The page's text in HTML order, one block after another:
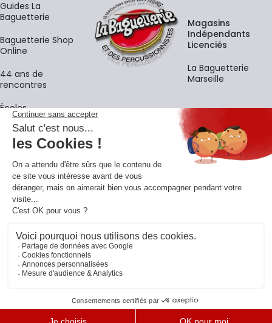
Guides La
Baguetterie
Baguetterie Shop
Online
44 ans de
rencontres
Écoles
Magasins
Indépendants
Licenciés
La Baguetterie
Marseille
La newsletter
Adresse e-mail
En vous inscrivant à notre newsletter, vous acceptez notre
confidentialité.
Retrouvons-nous sur